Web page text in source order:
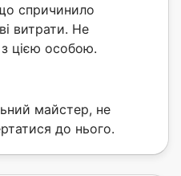
спричинило
витрати. Не
цією особою.
майстер, не
до нього.